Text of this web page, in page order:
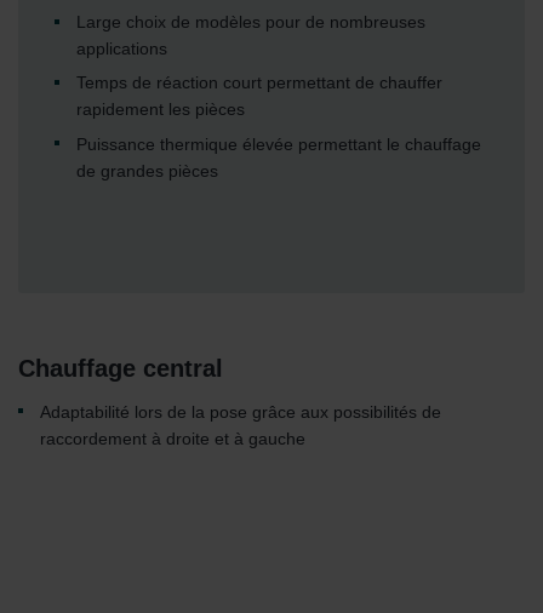
Large choix de modèles pour de nombreuses
applications
Temps de réaction court permettant de chauffer
rapidement les pièces
Puissance thermique élevée permettant le chauffage
de grandes pièces
Chauffage central
Adaptabilité lors de la pose grâce aux possibilités de
raccordement à droite et à gauche